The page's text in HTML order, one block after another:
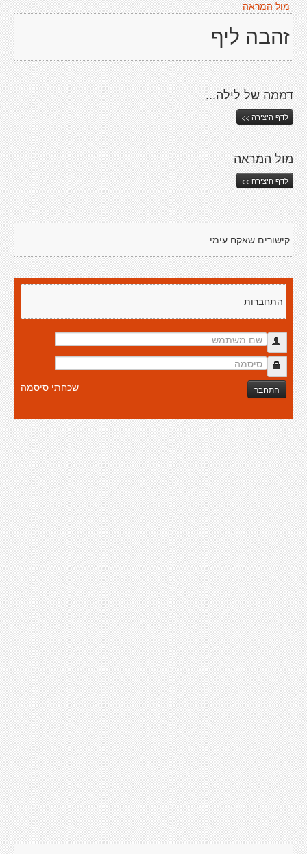
מול המראה
זהבה ליף
דממה של לילה...
לדף היצירה >>
מול המראה
לדף היצירה >>
קישורים שאקח עימי
התחברות
התחבר שכחתי סיסמה